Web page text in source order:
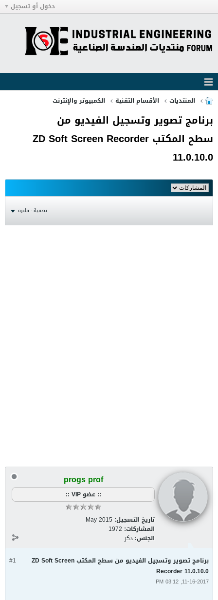
دخول أو تسجيل
المنتديات الأقسام التقنية الكمبيوتر والإنترنت
برنامج تصوير وتسجيل الفيديو من
سطح المكتب ZD Soft Screen Recorder
11.0.10.0
تصفية - فلترة
progs prof
:: عضو VIP ::
تاريخ التسجيل: May 2015
المشاركات: 1972
الجنس: ذكر
#1
برنامج تصوير وتسجيل الفيديو من سطح المكتب ZD Soft Screen
Recorder 11.0.10.0
11-16-2017, 03:12 PM